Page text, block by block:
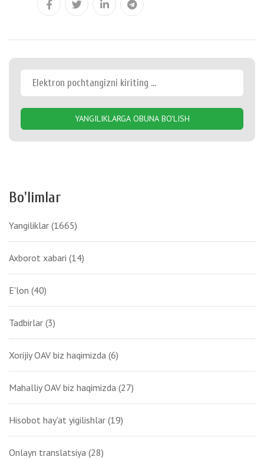
YANGILIKLARGA OBUNA BO'LISH
Bo'limlar
Yangiliklar (1665)
Axborot xabari (14)
E'lon (40)
Tadbirlar (3)
Xorijiy OAV biz haqimizda (6)
Mahalliy OAV biz haqimizda (27)
Hisobot hay'at yigilishlar (19)
Onlayn translatsiya (28)